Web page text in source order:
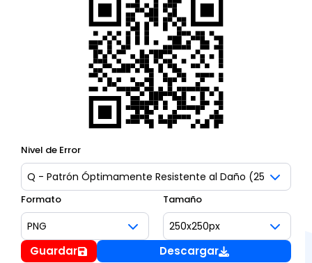
Nivel de Error
Formato Tamaño
Guardar Descargar